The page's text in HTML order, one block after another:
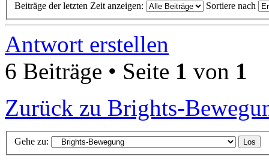
Beiträge der letzten Zeit anzeigen: Sortiere nach
Antwort erstellen
6 Beiträge • Seite 1 von 1
Zurück zu Brights-
Gehe zu: